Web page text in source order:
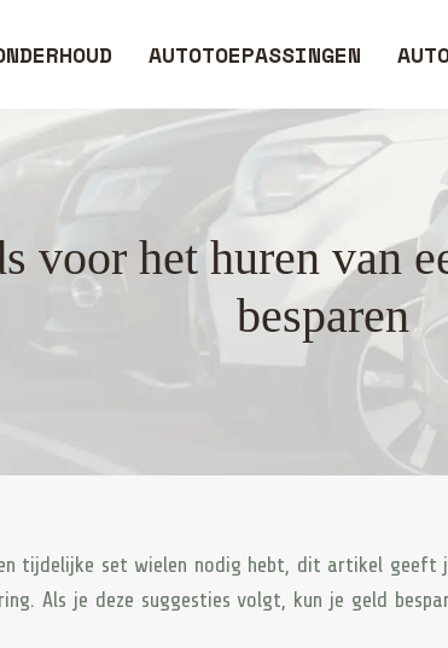
AUTOTOEPASSINGEN
voor het huren van
besparen
tijdelijke set wielen nodig hebt, dit artikel geeft
Als je deze suggesties volgt, kun je geld